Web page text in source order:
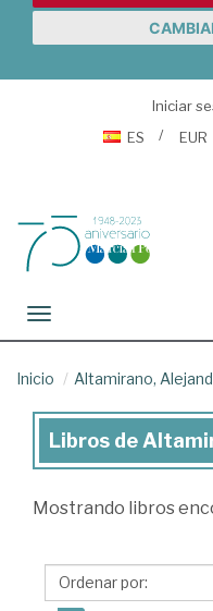
Iniciar
ES
EUR
Toggle navigation
Inicio Altamirano,
Libros
Altamirano,
Libros de
Mostrando libros